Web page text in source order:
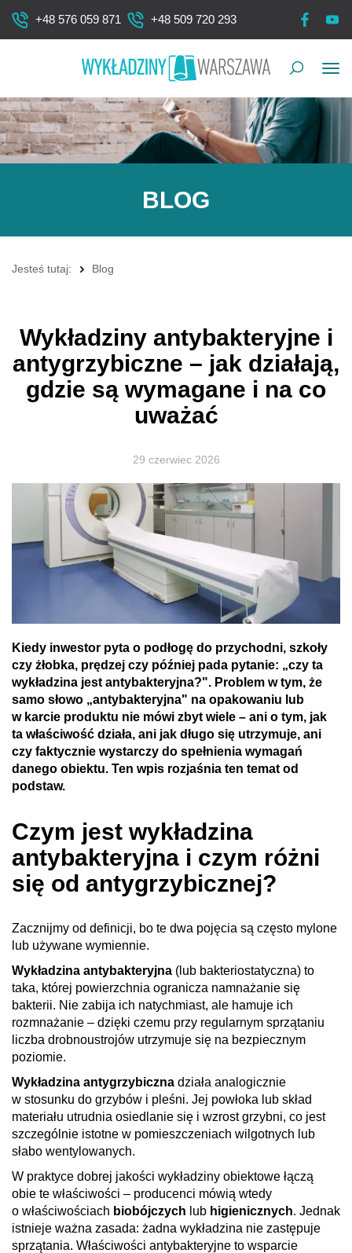
+48 576 059 871 +48 509 720 293
BLOG
Jesteś tutaj: Blog
Wykładziny antybakteryjne i
antygrzybiczne – jak działają,
gdzie są wymagane i na co
uważać
29 czerwiec 2026
Kiedy inwestor pyta o podłogę do przychodni, szkoły
czy żłobka, prędzej czy później pada pytanie: „czy ta
wykładzina jest antybakteryjna?". Problem w tym, że
samo słowo „antybakteryjna" na opakowaniu lub
w karcie produktu nie mówi zbyt wiele – ani o tym, jak
ta właściwość działa, ani jak długo się utrzymuje, ani
czy faktycznie wystarczy do spełnienia wymagań
danego obiektu. Ten wpis rozjaśnia ten temat od
podstaw.
Czym jest wykładzina
antybakteryjna i czym różni
się od antygrzybicznej?
Zacznijmy od definicji, bo te dwa pojęcia są często mylone
lub używane wymiennie.
Wykładzina antybakteryjna (lub bakteriostatyczna) to
taka, której powierzchnia ogranicza namnażanie się
bakterii. Nie zabija ich natychmiast, ale hamuje ich
rozmnażanie – dzięki czemu przy regularnym sprzątaniu
liczba drobnoustrojów utrzymuje się na bezpiecznym
poziomie.
Wykładzina antygrzybiczna działa analogicznie
w stosunku do grzybów i pleśni. Jej powłoka lub skład
materiału utrudnia osiedlanie się i wzrost grzybni, co jest
szczególnie istotne w pomieszczeniach wilgotnych lub
słabo wentylowanych.
W praktyce dobrej jakości wykładziny obiektowe łączą
obie te właściwości – producenci mówią wtedy
o właściwościach biobójczych lub higienicznych. Jednak
istnieje ważna zasada: żadna wykładzina nie zastępuje
sprzątania. Właściwości antybakteryjne to wsparcie